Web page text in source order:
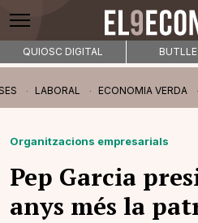
QUIOSC DIGITAL
LABORAL ECONOMIA VERDA
Organitzacions empresarials
Pep Garcia
anys més la